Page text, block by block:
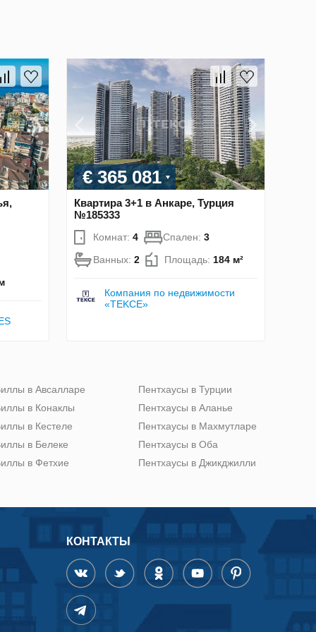
€ 365 081
Квартира 3+1 в Анкаре, Турция
№185333
Комнат: 4 Спален: 3
Ванных: 2 Площадь: 184 м²
Компания по недвижимости
«TEKCE»
в Авсалларе
в Конаклы
в Кестеле
в Белеке
в Фетхие
Пентхаусы в Турции
Пентхаусы в Аланье
Пентхаусы в Махмутларе
Пентхаусы в Оба
Пентхаусы в Джикджилли
КОНТАКТЫ